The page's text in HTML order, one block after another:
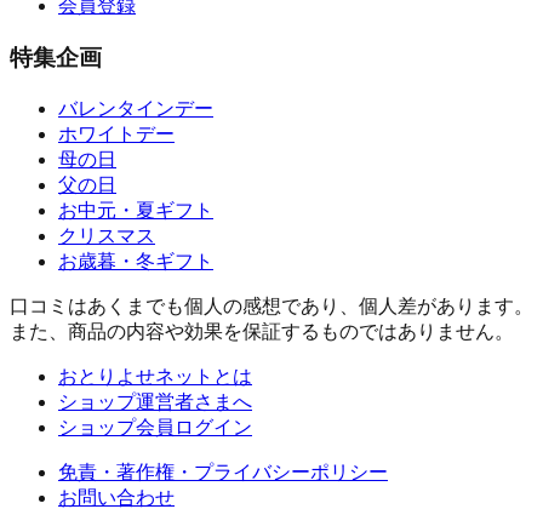
会員登録
特集企画
バレンタインデー
ホワイトデー
母の日
父の日
お中元・夏ギフト
クリスマス
お歳暮・冬ギフト
口コミはあくまでも個人の感想であり、個人差があります。
また、商品の内容や効果を保証するものではありません。
おとりよせネットとは
ショップ運営者さまへ
ショップ会員ログイン
免責・著作権・プライバシーポリシー
お問い合わせ